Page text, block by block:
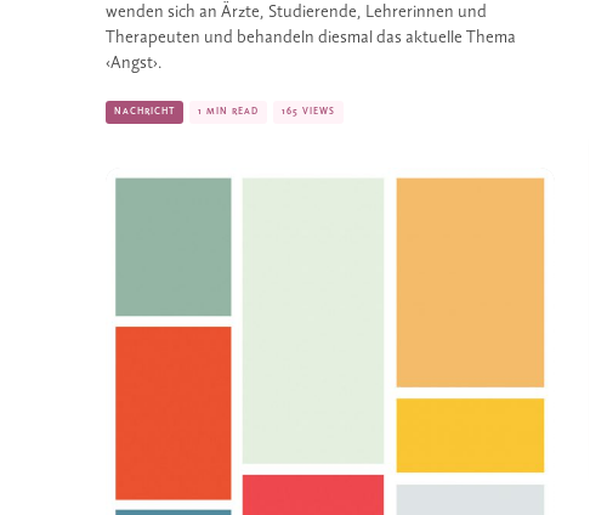
wenden sich an Ärzte, Studierende, Lehrerinnen und
Therapeuten und behandeln diesmal das aktuelle Thema
‹Angst›.
NACHRICHT 1 MIN READ 165 VIEWS